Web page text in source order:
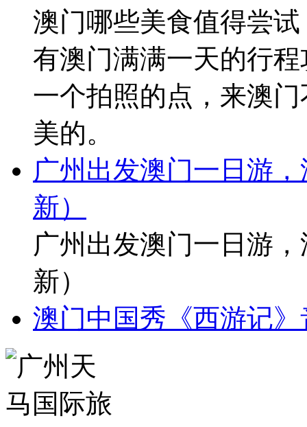
澳门哪些美食值得尝
有澳门满满一天的行
一个拍照的点，来澳
美的。
广州出发澳门一日游
新）
广州出发澳门一日游
新）
澳门中国秀《西游记